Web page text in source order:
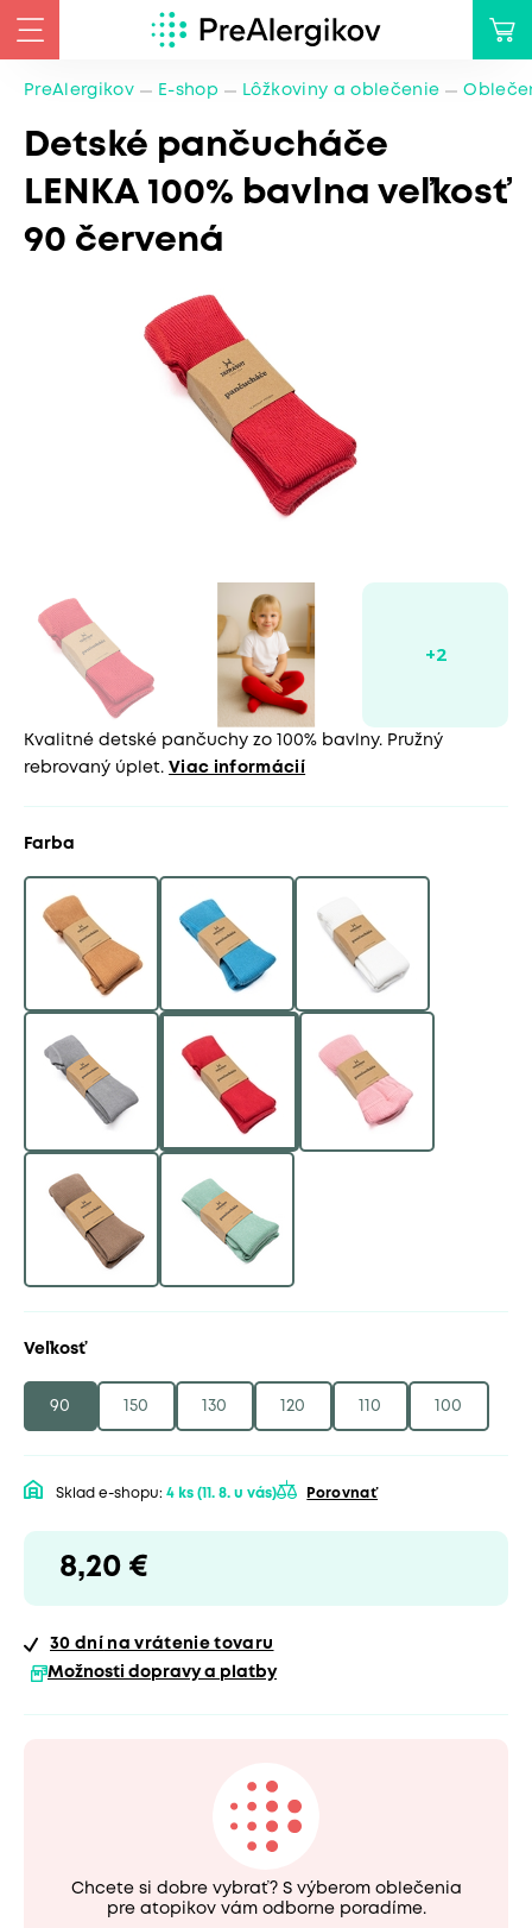
PreAlergikov E-shop Lôžkoviny a oblečenie
Detské pančucháče
LENKA 100% bavlna veľkosť
90 červená
Kvalitné detské pančuchy zo 100% bavlny. Pružný
rebrovaný úplet. Viac informácií
Farba
Veľkosť
90 150 130 120 110 100
Sklad e-shopu: 4 ks (11. 8. u vás) Porovnať
8,20 €
30 dní na vrátenie tovaru
Možnosti dopravy a platby
Chcete si dobre vybrať? S výberom oblečenia
pre atopikov vám odborne poradíme.